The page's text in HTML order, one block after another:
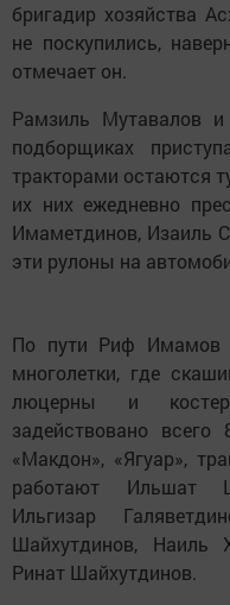
бригадир хозяйства
не поскупились,
отмечает он.
Рамзиль Мутавалов
подборщиках
тракторами остаются
их них ежедневно
Имаметдинов, Изаиль
эти рулоны на
По пути Риф Имамов
многолетки, где
люцерны и
задействовано
«Макдон», «Ягуар»,
работают Ильшат
Ильгизар
Шайхутдинов, Наиль
Ринат Шайхутдинов.